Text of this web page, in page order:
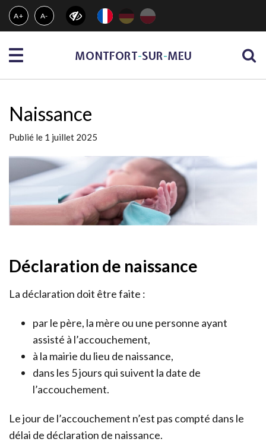
Gestion des traceurs
A+ A-
Menu MONTFORT-SUR-MEU
Naissance
Publié le 1 juillet 2025
Déclaration de naissance
La déclaration doit être faite :
par le père, la mère ou une personne ayant
assisté à l’accouchement,
à la mairie du lieu de naissance,
dans les 5 jours qui suivent la date de
l’accouchement.
Le jour de l’accouchement n’est pas compté dans le
délai de déclaration de naissance.